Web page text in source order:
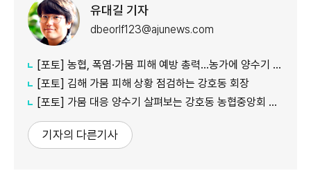
유대길 기자
dbeorlf123@ajunews.com
[포토] 농협, 폭염·가뭄 피해 예방 총력…농가에 양수기 지원
[포토] 김해 가뭄 피해 상황 점검하는 강호동 회장
[포토] 가뭄 대응 양수기 살펴보는 강호동 농협중앙회 회장
기자의 다른기사